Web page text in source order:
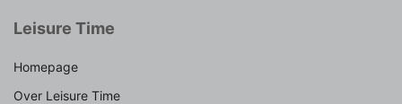
Leisure Time
Homepage
Over Leisure Time